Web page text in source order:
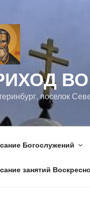
поселок
Богослужений
занятий